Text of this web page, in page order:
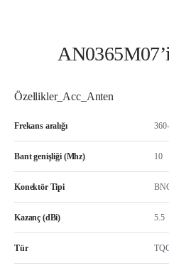
Özellikler_Acc_Anten
Frekans aralığı
Bant genişliği (Mhz) 10
Konektör Tipi
Kazanç (dBi) 5.5
Tür